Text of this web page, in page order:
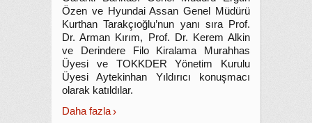
Özen ve Hyundai Assan Genel Müdürü
Kurthan Tarakçıoğlu’nun yanı sıra Prof.
Dr. Arman Kırım, Prof. Dr. Kerem Alkin
ve Derindere Filo Kiralama Murahhas
Üyesi ve TOKKDER Yönetim Kurulu
Üyesi Aytekinhan Yıldırıcı konuşmacı
olarak katıldılar.
Daha fazla